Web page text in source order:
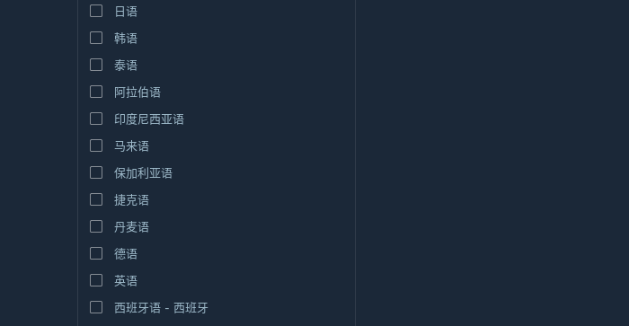
日语
韩语
泰语
阿拉伯语
印度尼西亚语
马来语
保加利亚语
捷克语
丹麦语
德语
英语
西班牙语 - 西班牙